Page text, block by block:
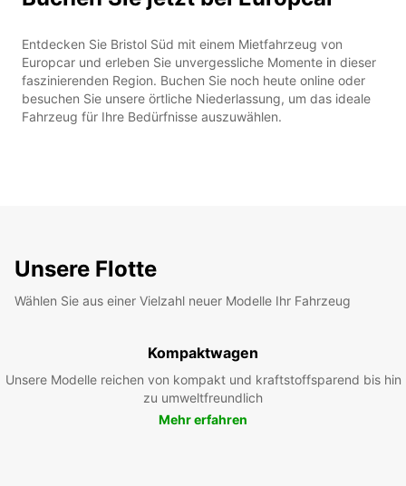
Entdecken Sie Bristol Süd mit einem Mietfahrzeug von
Europcar und erleben Sie unvergessliche Momente in dieser
faszinierenden Region. Buchen Sie noch heute online oder
besuchen Sie unsere örtliche Niederlassung, um das ideale
Fahrzeug für Ihre Bedürfnisse auszuwählen.
Unsere Flotte
Wählen Sie aus einer Vielzahl neuer Modelle Ihr Fahrzeug
Kompaktwagen
Unsere Modelle reichen von kompakt und kraftstoffsparend bis hin
zu umweltfreundlich
Mehr erfahren